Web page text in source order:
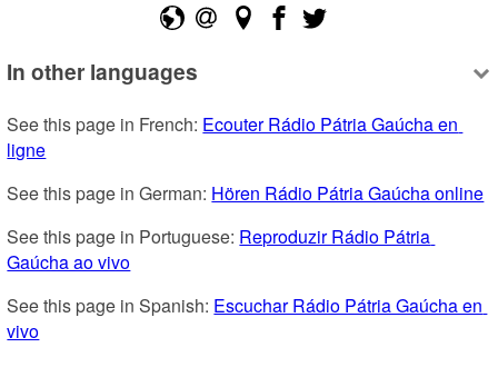
In other languages
See this page in French: Ecouter Rádio Pátria Gaúcha en
ligne
See this page in German: Hören Rádio Pátria Gaúcha online
See this page in Portuguese: Reproduzir Rádio Pátria
Gaúcha ao vivo
See this page in Spanish: Escuchar Rádio Pátria Gaúcha en
vivo